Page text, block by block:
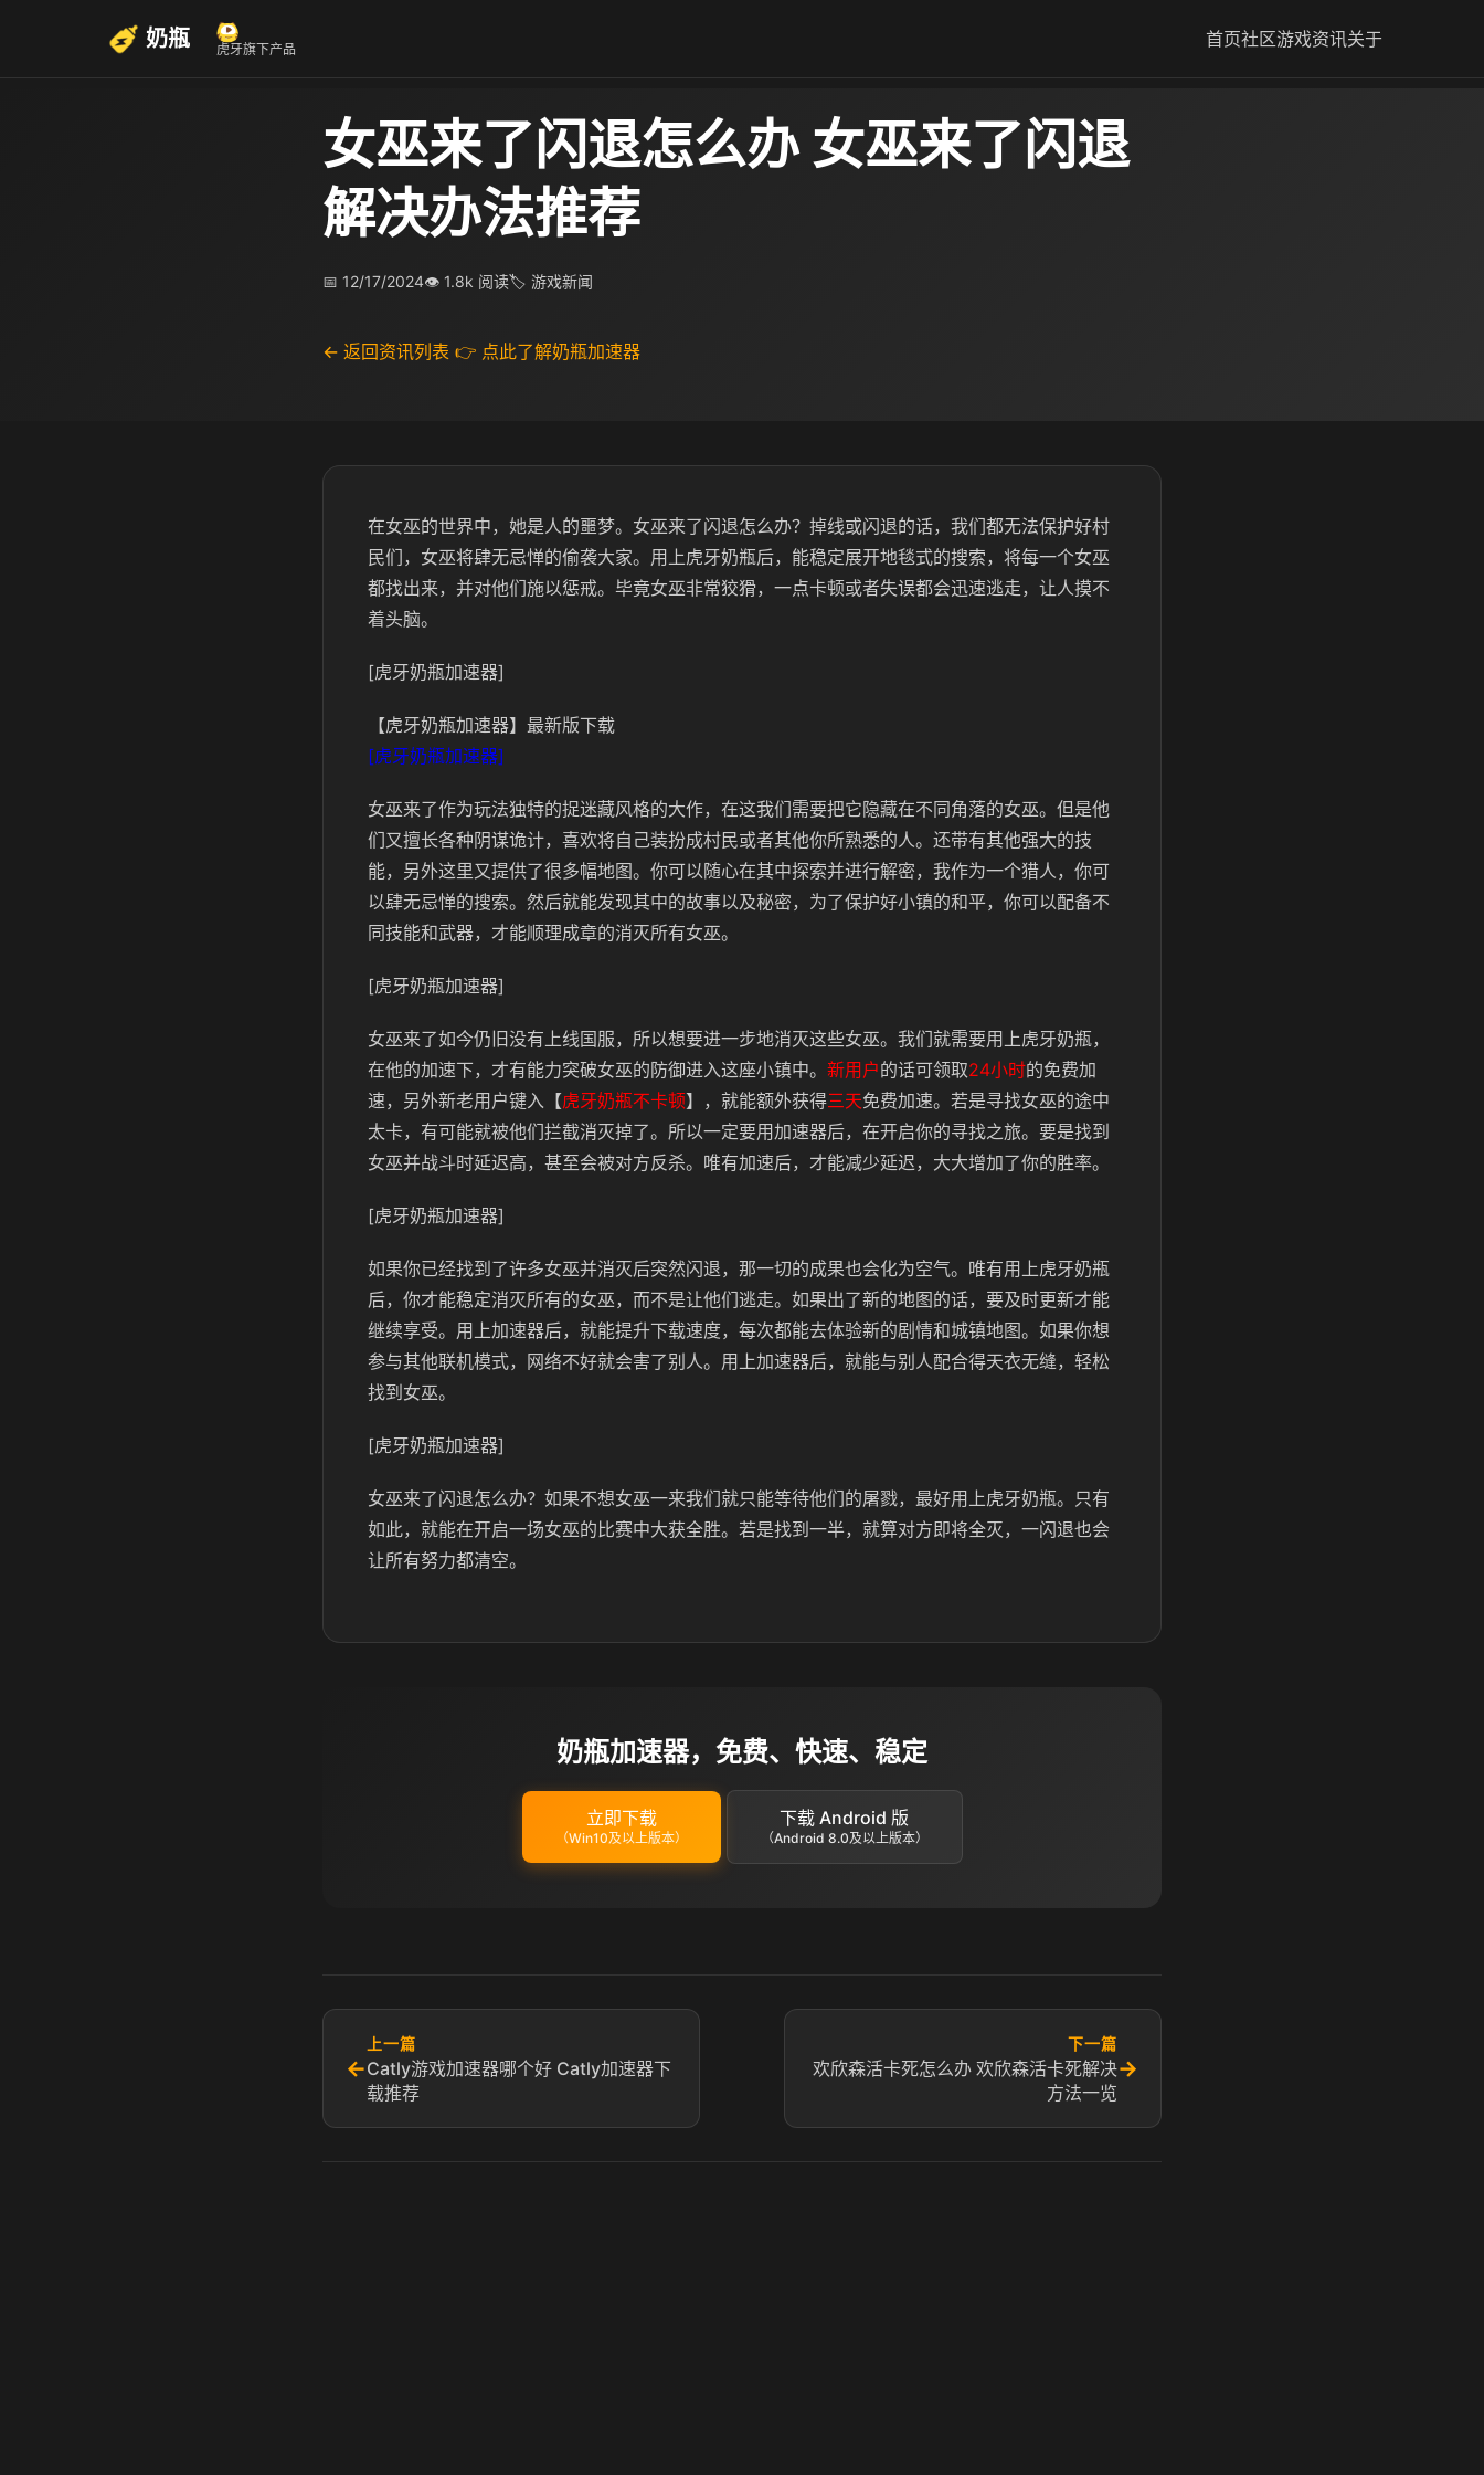
奶瓶 虎牙旗下产品 首页社区游戏资讯关于
女巫来了闪退怎么办 女巫来了闪退
解决办法推荐
📅 12/17/2024👁 1.8k 阅读🏷 游戏新闻
← 返回资讯列表 👉 点此了解奶瓶加速器
在女巫的世界中，她是人的噩梦。女巫来了闪退怎么办？掉线或闪退的话，我们都无法保护好村
民们，女巫将肆无忌惮的偷袭大家。用上虎牙奶瓶后，能稳定展开地毯式的搜索，将每一个女巫
都找出来，并对他们施以惩戒。毕竟女巫非常狡猾，一点卡顿或者失误都会迅速逃走，让人摸不
着头脑。
[虎牙奶瓶加速器]
【虎牙奶瓶加速器】最新版下载
[虎牙奶瓶加速器]
女巫来了作为玩法独特的捉迷藏风格的大作，在这我们需要把它隐藏在不同角落的女巫。但是他
们又擅长各种阴谋诡计，喜欢将自己装扮成村民或者其他你所熟悉的人。还带有其他强大的技
能，另外这里又提供了很多幅地图。你可以随心在其中探索并进行解密，我作为一个猎人，你可
以肆无忌惮的搜索。然后就能发现其中的故事以及秘密，为了保护好小镇的和平，你可以配备不
同技能和武器，才能顺理成章的消灭所有女巫。
[虎牙奶瓶加速器]
女巫来了如今仍旧没有上线国服，所以想要进一步地消灭这些女巫。我们就需要用上虎牙奶瓶，
在他的加速下，才有能力突破女巫的防御进入这座小镇中。 新用户的话可领取24小时的免费加
速，另外新老用户键入【虎牙奶瓶不卡顿】，就能额外获得三天免费加速。若是寻找女巫的途中
太卡，有可能就被他们拦截消灭掉了。所以一定要用加速器后，在开启你的寻找之旅。要是找到
女巫并战斗时延迟高，甚至会被对方反杀。唯有加速后，才能减少延迟，大大增加了你的胜率。
[虎牙奶瓶加速器]
如果你已经找到了许多女巫并消灭后突然闪退，那一切的成果也会化为空气。唯有用上虎牙奶瓶
后，你才能稳定消灭所有的女巫，而不是让他们逃走。如果出了新的地图的话，要及时更新才能
继续享受。用上加速器后，就能提升下载速度，每次都能去体验新的剧情和城镇地图。如果你想
参与其他联机模式，网络不好就会害了别人。用上加速器后，就能与别人配合得天衣无缝，轻松
找到女巫。
[虎牙奶瓶加速器]
女巫来了闪退怎么办？如果不想女巫一来我们就只能等待他们的屠戮，最好用上虎牙奶瓶。只有
如此，就能在开启一场女巫的比赛中大获全胜。若是找到一半，就算对方即将全灭，一闪退也会
让所有努力都清空。
奶瓶加速器，免费、快速、稳定
立即下载
（Win10及以上版本）
下载 Android 版
（Android 8.0及以上版本）
←
上一篇
Catly游戏加速器哪个好 Catly加速器下
载推荐
下一篇
欢欣森活卡死怎么办 欢欣森活卡死解决
方法一览
→